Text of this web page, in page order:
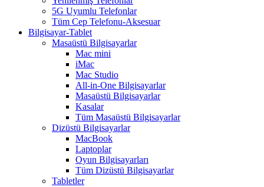
5G Uyumlu Telefonlar
Tüm Cep Telefonu-Aksesuar
Bilgisayar-Tablet
Masaüstü Bilgisayarlar
Mac mini
iMac
Mac Studio
All-in-One Bilgisayarlar
Masaüstü Bilgisayarlar
Kasalar
Tüm Masaüstü Bilgisayarlar
Dizüstü Bilgisayarlar
MacBook
Laptoplar
Oyun Bilgisayarları
Tüm Dizüstü Bilgisayarlar
Tabletler